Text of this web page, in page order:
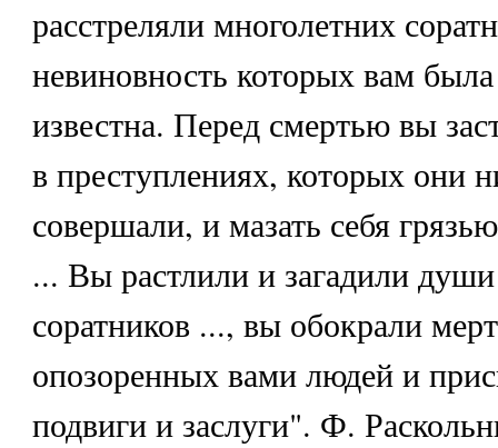
расстреляли многолетних
невиновность которых вам
известна. Перед смертью вы
в преступлениях, которых они
совершали, и мазать себя
... Вы растлили и загадили
соратников ..., вы обокрали
опозоренных вами людей и
подвиги и заслуги". Ф.